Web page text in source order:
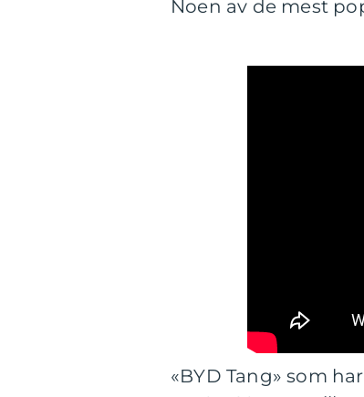
Noen av de mest
«BYD Tang» som